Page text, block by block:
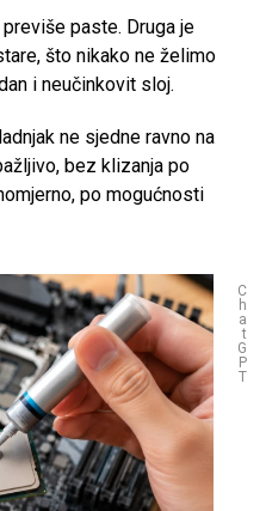
paste. Druga je
što nikako ne želimo
i neučinkovit sloj.
ne sjedne ravno na
bez klizanja po
po mogućnosti
C
h
a
t
G
P
T